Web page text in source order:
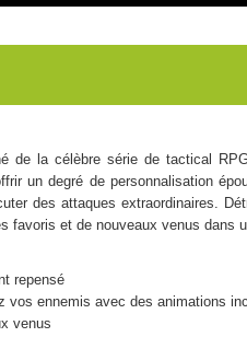
de la célèbre série de tactical
un degré de personnalisation
des attaques extraordinaires.
favoris et de nouveaux venus dans
repensé
vos ennemis avec des animations
venus